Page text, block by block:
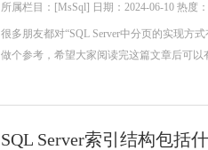
所属栏目：[MsSql] 日期：2024-06-10 热度
很多朋友都对“SQL Server中分页的实现方
做个参考，希望大家阅读完这篇文章后可以
SQL Server索引结构包括